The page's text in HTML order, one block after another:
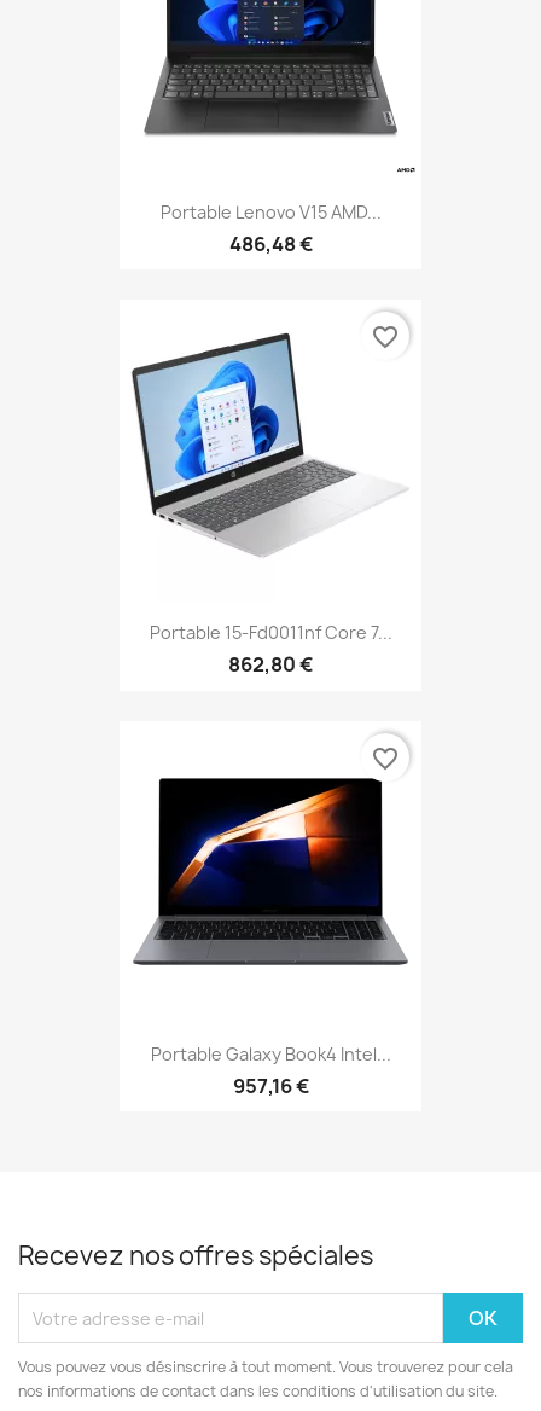
Portable Lenovo V15 AMD...
486,48 €
Portable 15-Fd0011nf Core 7...
862,80 €
favorite_border
Portable Galaxy Book4 Intel...
957,16 €
favorite_border
Recevez nos offres spéciales
Vous pouvez vous désinscrire à tout moment. Vous trouverez pour cela
nos informations de contact dans les conditions d'utilisation du site.